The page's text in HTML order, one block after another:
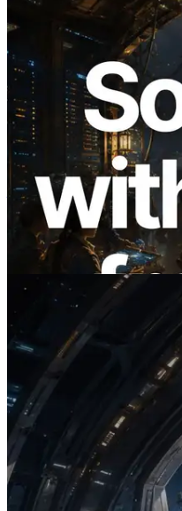
2026.08.05
ERPC 扩展
增全球 7 个区域
Information API
阅读此文章
2026.07.04